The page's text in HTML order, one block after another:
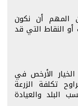
المهم أن نكون
النقاط التي قد
الأرخص في
تكلفة الزرعة
إلى 2000 يورو حسب البلد والعيادة